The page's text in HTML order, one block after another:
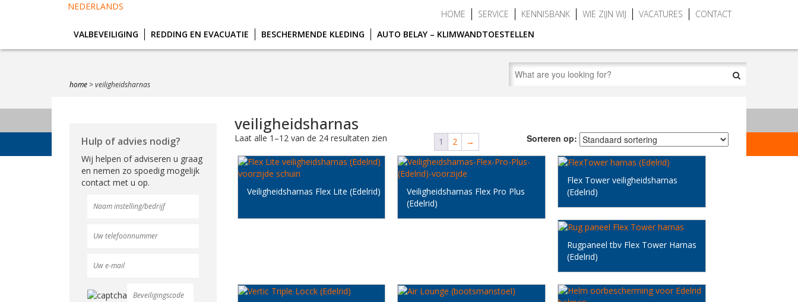
HOME SERVICE KENNISBANK WIE ZIJN WIJ VACATURES CONTACT
NEDERLANDS
VALBEVEILIGING REDDING EN EVACUATIE BESCHERMENDE KLEDING AUTO BELAY – KLIMWANDTOESTELLEN
home >veiligheidsharnas
Hulp of advies nodig?
Wij helpen of adviseren u graag
en nemen zo spoedig mogelijk
contact met u op.
veiligheidsharnas
Laat alle 1–12 van de 24 resultaten zien Sorteren op:
Veiligheidsharnas Flex Lite (Edelrid)
Veiligheidsharnas Flex Pro Plus
(Edelrid)
Flex Tower veiligheidsharnas
(Edelrid)
Rugpaneel tbv Flex Tower Harnas
(Edelrid)
1 2 →